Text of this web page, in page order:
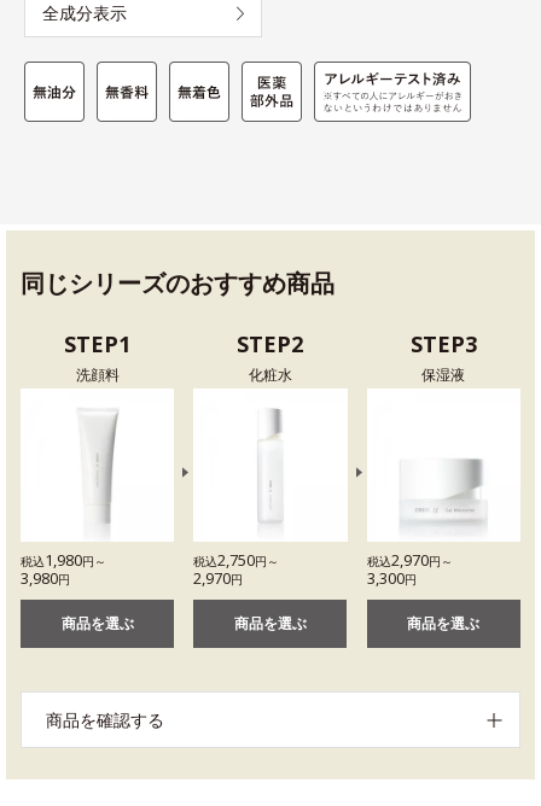
全成分表示
同じシリーズのおすすめ商品
STEP1
洗顔料
税込1,980円～
3,980円
商品を選ぶ
STEP2
化粧水
税込2,750円～
2,970円
商品を選ぶ
STEP3
保湿液
税込2,970円～
3,300円
商品を選ぶ
商品を確認する